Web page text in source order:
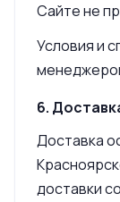
Сайте не
Условия и
6.
Доставка
доставки